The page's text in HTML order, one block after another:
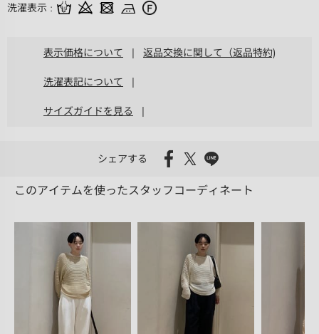
洗濯表示
表示価格について | 返品交換に関して（返品特約)
洗濯表記について |
サイズガイドを見る |
シェアする
このアイテムを使ったスタッフコーディネート